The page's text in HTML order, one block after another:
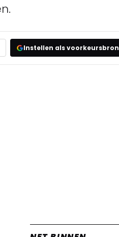
Instellen als voorkeursbron